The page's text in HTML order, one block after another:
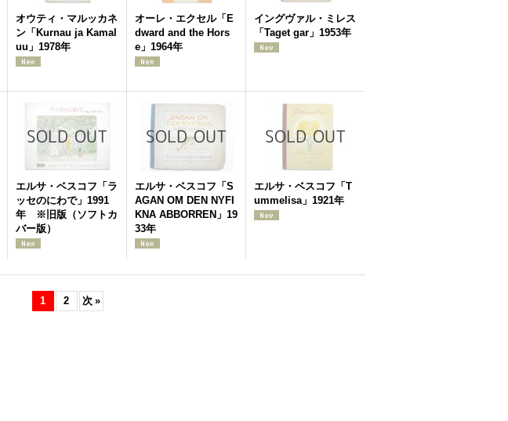
オウティ・マルッカネ
ン「Kurnau ja Kamal
uu」1978年
オーレ・エクセル「E
dward and the Hors
e」1964年
イングヴァル・ミレス
「Taget gar」1953年
エルサ・ベスコフ「ラ
ッセのにわで」1991
年 ※旧版（ソフトカ
バー版）
エルサ・ベスコフ「S
AGAN OM DEN NYFI
KNA ABBORREN」19
33年
エルサ・ベスコフ「T
ummelisa」1921年
1 2 次 »